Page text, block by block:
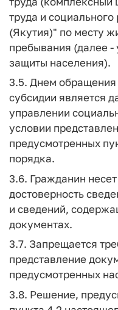
труда и
(Якутия)" по месту
пребывания (далее -
защиты населения).
3.5. Днем
субсидии является
управлении
условии
предусмотренных
порядка.
3.6. Гражданин несет
достоверность
и сведений,
документах.
3.7. Запрещается
представление
предусмотренных
3.8. Решение,